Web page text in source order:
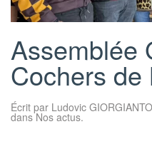
Assemblée
Cochers de
Écrit par Ludovic
dansNos actus.